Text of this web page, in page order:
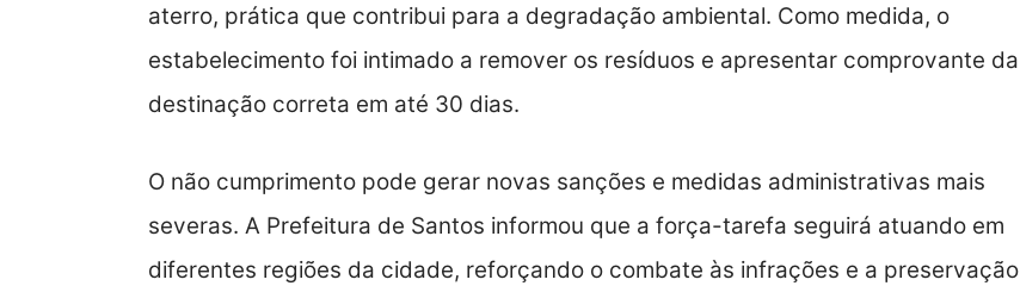
aterro, prática que contribui para a degradação ambiental. Como medida, o
estabelecimento foi intimado a remover os resíduos e apresentar comprovante da
destinação correta em até 30 dias.
O não cumprimento pode gerar novas sanções e medidas administrativas mais
severas. A Prefeitura de Santos informou que a força-tarefa seguirá atuando em
diferentes regiões da cidade, reforçando o combate às infrações e a preservação